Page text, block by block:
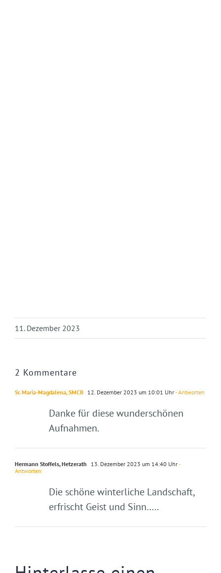
11. Dezember 2023
2 Kommentare
Sr. Maria-Magdalena, SMCB 12. Dezember 2023 um 10:01 Uhr- Antworten
Danke für diese wunderschönen
Aufnahmen.
Hermann Stoffels, Hetzerath 13. Dezember 2023 um 14:40 Uhr-
Antworten
Die schöne winterliche Landschaft,
erfrischt Geist und Sinn…..